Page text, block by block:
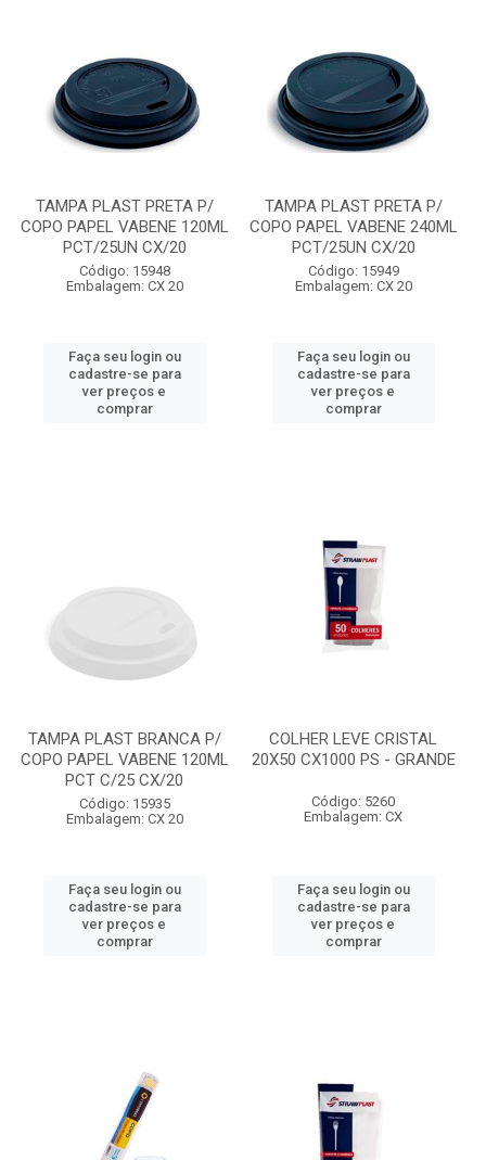
TAMPA PLAST PRETA P/
COPO PAPEL VABENE 120ML
PCT/25UN CX/20
Código: 15948
Embalagem: CX 20
Faça seu login ou
cadastre-se para
ver preços e
comprar
TAMPA PLAST PRETA P/
COPO PAPEL VABENE 240ML
PCT/25UN CX/20
Código: 15949
Embalagem: CX 20
Faça seu login ou
cadastre-se para
ver preços e
comprar
TAMPA PLAST BRANCA P/
COPO PAPEL VABENE 120ML
PCT C/25 CX/20
Código: 15935
Embalagem: CX 20
Faça seu login ou
cadastre-se para
ver preços e
comprar
COLHER LEVE CRISTAL
20X50 CX1000 PS - GRANDE
Código: 5260
Embalagem: CX
Faça seu login ou
cadastre-se para
ver preços e
comprar